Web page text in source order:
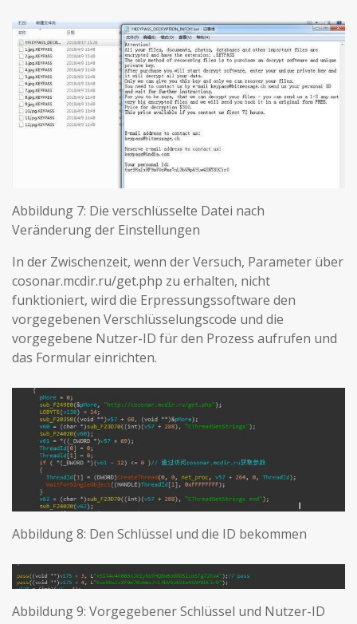
Abbildung 7: Die verschlüsselte Datei nach
Veränderung der Einstellungen
In der Zwischenzeit, wenn der Versuch, Parameter über
cosonar.mcdir.ru/get.php zu erhalten, nicht
funktioniert, wird die Erpressungssoftware den
vorgegebenen Verschlüsselungscode und die
vorgegebene Nutzer-ID für den Prozess aufrufen und
das Formular einrichten.
Abbildung 8: Den Schlüssel und die ID bekommen
Abbildung 9: Vorgegebener Schlüssel und Nutzer-ID